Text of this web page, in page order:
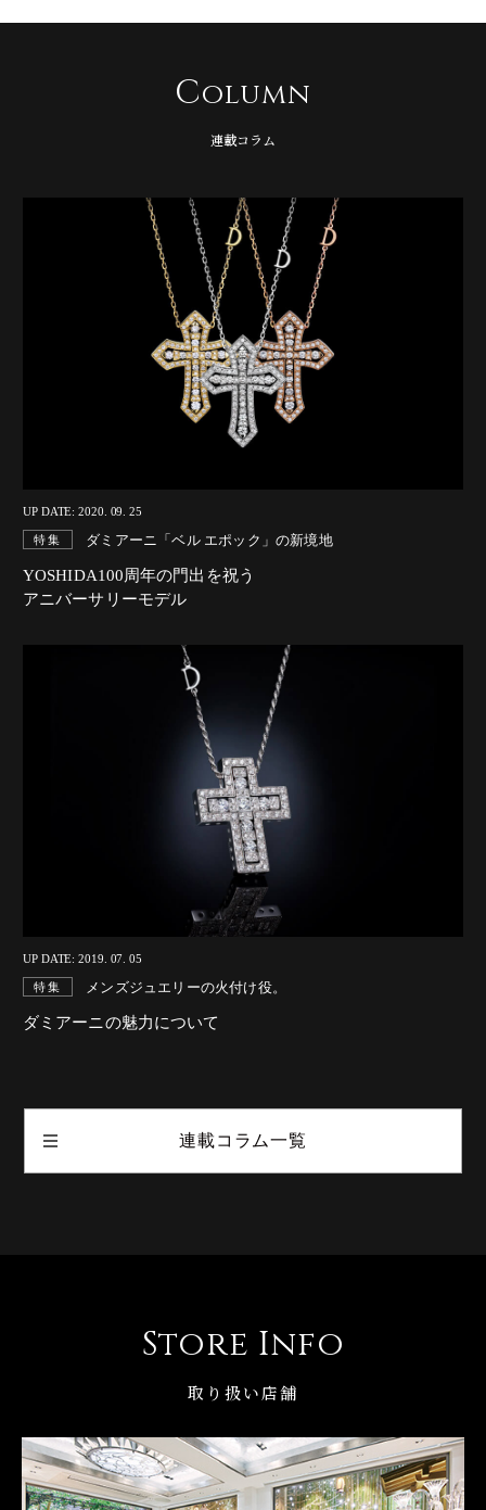
Column
連載コラム
UP DATE: 2020. 09. 25
特集 ダミアーニ「ベル エポック」の新境地
YOSHIDA100周年の門出を祝う
アニバーサリーモデル
UP DATE: 2019. 07. 05
特集 メンズジュエリーの火付け役。
ダミアーニの魅力について
連載コラム一覧
Store Info
取り扱い店舗